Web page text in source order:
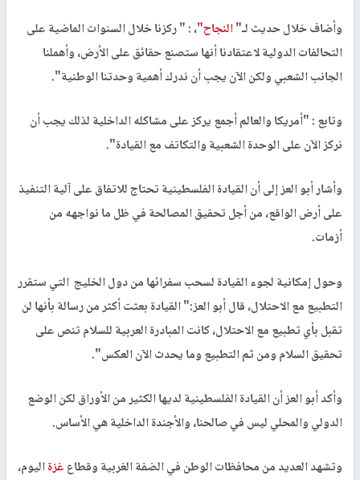
وأضاف خلال حديث لـ"النجاح"، : " ركزنا خلال السنوات الماضية على
التحالفات الدولية لاعتقادنا أنها ستصنع حقائق على الأرض، وأهملنا
الجانب الشعبي ولكن الآن يجب أن ندرك أهمية وحدتنا الوطنية".
وتابع : "أمريكا والعالم أجمع يركز على مشاكله الداخلية لذلك يجب أن
نركز الآن على الوحدة الشعبية والتكاتف مع القيادة".
وأشار أبو العز إلى أن القيادة الفلسطينية تحتاج للاتفاق على آلية التنفيذ
على أرض الواقع، من أجل تحقيق المصالحة في ظل ما نواجهه من
أزمات.
وحول إمكانية لجوء القيادة لسحب سفرائها من دول الخليج التي ستقرر
التطبيع مع الاحتلال، قال أبو العز:" القيادة بعثت أكثر من رسالة بأنها لن
تقبل بأي تطبيع مع الاحتلال، كانت المبادرة العربية للسلام تنص على
تحقيق السلام ومن ثم التطبيع وما يحدث الآن العكس".
وأكد أبو العز أن القيادة الفلسطينية لديها الكثير من الأوراق لكن الوضع
الدولي والمحلي ليس في صالحنا، والأجندة الداخلية هي الأساس.
وتشهد العديد من محافظات الوطن في الضفة الغربية وقطاعغزةاليوم،